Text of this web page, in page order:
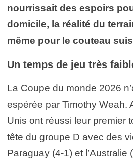
nourrissait des espoirs
domicile, la réalité du
même pour le couteau
Un temps de jeu très
La Coupe du monde 2026
espérée par Timothy Weah.
Unis ont réussi leur premier
tête du groupe D avec des
Paraguay (4-1) et l’Australie